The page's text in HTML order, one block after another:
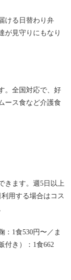
口コミ
ける日替わり弁
が見守りにもなり
。全国対応で、好
ース食など介護食
きます。週5日以上
用する場合はコス
：1食530円〜／ま
付き）：1食662